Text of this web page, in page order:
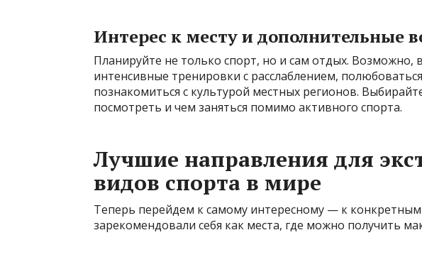
Интерес к месту и дополнительные
Планируйте не только спорт, но и сам отдых. Возможно,
интенсивные тренировки с расслаблением,
познакомиться с культурой местных регионов.
посмотреть и чем заняться помимо активного спорта.
Лучшие направления для
видов спорта в мире
Теперь перейдем к самому интересному — к
зарекомендовали себя как места, где можно получить